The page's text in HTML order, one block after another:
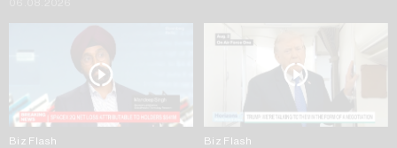
Biz Flash Biz Flash